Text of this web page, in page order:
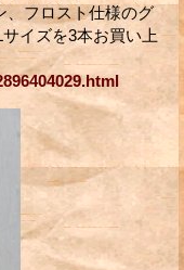
、フロスト仕様のグ
イズを3本お買い上